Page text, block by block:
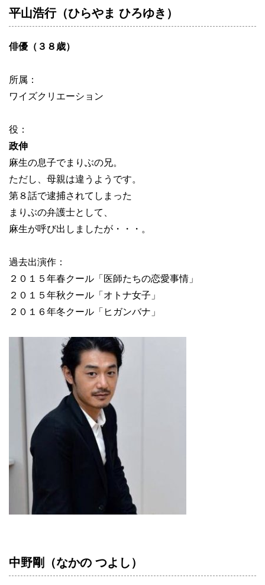
平山浩行（ひらやま ひろゆき）
俳優（３８歳）
所属：
ワイズクリエーション
役：
政伸
麻生の息子でまりぶの兄。
ただし、母親は違うようです。
第８話で逮捕されてしまった
まりぶの弁護士として、
麻生が呼び出しましたが・・・。
過去出演作：
２０１５年春クール「医師たちの恋愛事情」
２０１５年秋クール「オトナ女子」
２０１６年冬クール「ヒガンバナ」
中野剛（なかの つよし）